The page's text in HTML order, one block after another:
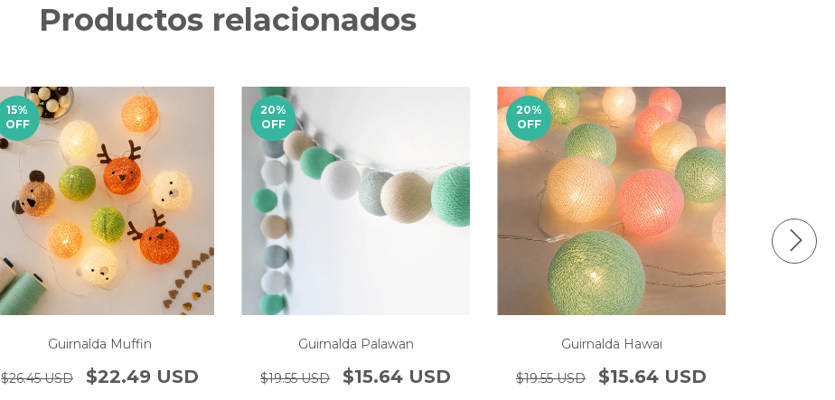
Productos relacionados
15%
OFF
Guirnalda Muffin
$26.45 USD $22.49 USD
20%
OFF
Guirnalda Palawan
$19.55 USD $15.64 USD
20%
OFF
Guirnalda Hawai
$19.55 USD $15.64 USD